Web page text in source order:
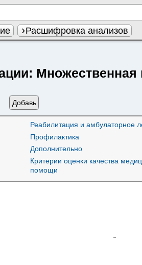
Расшифровка анализов
Добавь
Реабилитация и амбулаторное
Профилактика
Дополнительно
Критерии оценки качества
помощи